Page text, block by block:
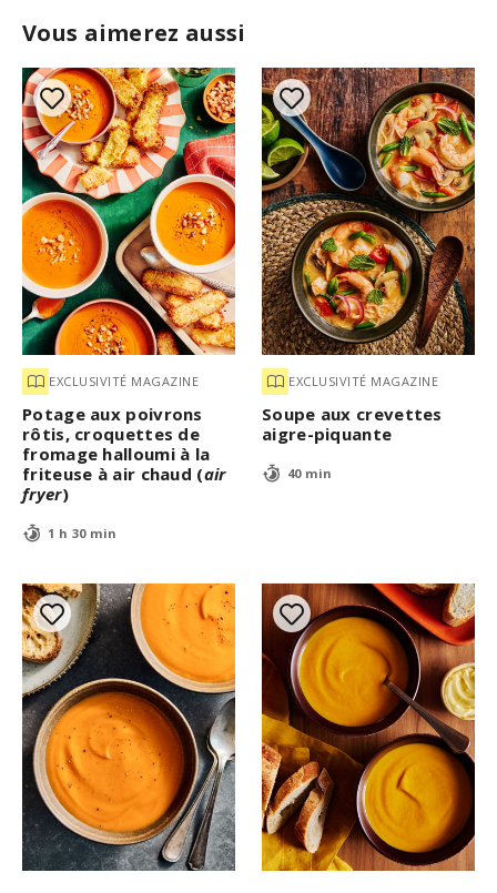
Vous aimerez aussi
EXCLUSIVITÉ MAGAZINE
Potage aux poivrons
rôtis, croquettes de
fromage halloumi à la
friteuse à air chaud (air
fryer)
1 h 30 min
EXCLUSIVITÉ MAGAZINE
Soupe aux crevettes
aigre-piquante
40 min